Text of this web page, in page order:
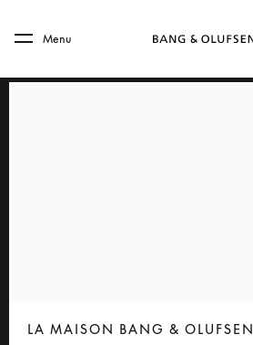
Skip to main footer
Menu
LA MAISON BANG & OLUFSEN